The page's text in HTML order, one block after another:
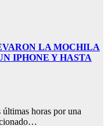
LA MOCHILA
IPHONE Y HASTA
horas por una